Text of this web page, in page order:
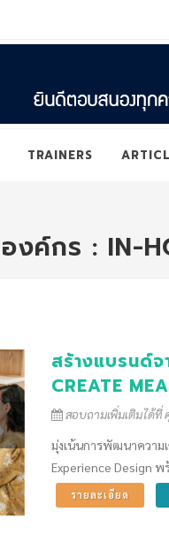
TRAINERS
งค์กร : IN-
สร้างแบรนด์จ
CREATE
สอบถามเพิ่มเติมได้
มุ่งเน้นการพัฒนาความ
Experience Design
รายละเอียด